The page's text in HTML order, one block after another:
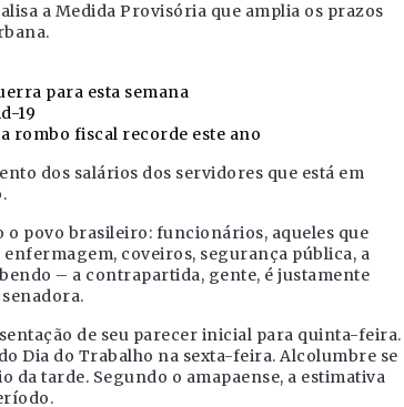
a Medida Provisória que amplia os prazos
para esta semana
19
rombo fiscal recorde este ano
dos salários dos servidores que está em
o povo brasileiro: funcionários, aqueles que
coveiros, segurança pública, a
– a contrapartida, gente, é justamente
de seu parecer inicial para quinta-feira.
Dia do Trabalho na sexta-feira. Alcolumbre se
tarde. Segundo o amapaense, a estimativa